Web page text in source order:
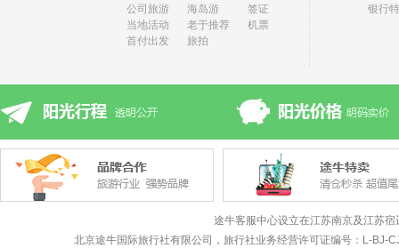
公司旅游
海岛游
签证
当地活动
老于推荐
机票
首付出发
旅拍
银行
途牛客服中心设立在江苏南京及江苏
北京途牛国际旅行社有限公司，旅行社业务经营许可证编号：L-